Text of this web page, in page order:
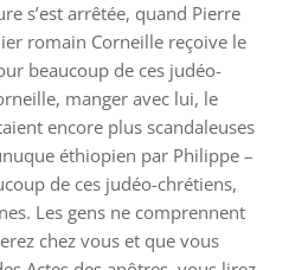
s’est arrêtée, quand Pierre
romain Corneille reçoive le
beaucoup de ces judéo-
manger avec lui, le
encore plus scandaleuses
éthiopien par Philippe –
de ces judéo-chrétiens,
Les gens ne comprennent
chez vous et que vous